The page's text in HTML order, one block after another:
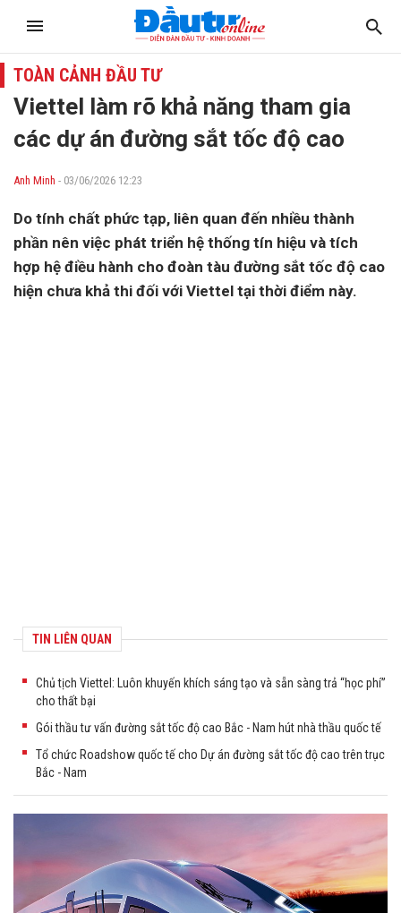
TOÀN CẢNH ĐẦU TƯ
Viettel làm rõ khả năng tham gia
các dự án đường sắt tốc độ cao
Anh Minh - 03/06/2026 12:23
Do tính chất phức tạp, liên quan đến nhiều thành
phần nên việc phát triển hệ thống tín hiệu và tích
hợp hệ điều hành cho đoàn tàu đường sắt tốc độ cao
hiện chưa khả thi đối với Viettel tại thời điểm này.
TIN LIÊN QUAN
Chủ tịch Viettel: Luôn khuyến khích sáng tạo và sẵn sàng trả “học phí”
cho thất bại
Gói thầu tư vấn đường sắt tốc độ cao Bắc - Nam hút nhà thầu quốc tế
Tổ chức Roadshow quốc tế cho Dự án đường sắt tốc độ cao trên trục
Bắc - Nam